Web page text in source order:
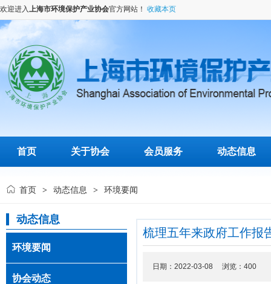
欢迎进入上海市环境保护产业协会官方网站！ 收藏本页
首页 关于协会 会员服务 动态信息
首页 > 动态信息 > 环境要闻
动态信息
环境要闻
协会动态
梳理五年来政府工作报
日期：2022-03-08 浏览： 400